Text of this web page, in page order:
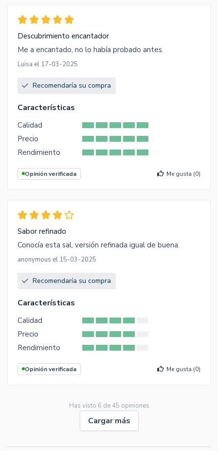
Descubrimiento encantador
Me a encantado, no lo había probado antes.
Luisa el 17-03-2025
Recomendaría su compra
Características
Calidad
Precio
Rendimiento
Opinión verificada Me gusta (0)
Sabor refinado
Conocía esta sal, versión refinada igual de buena.
anonymous el 15-03-2025
Recomendaría su compra
Características
Calidad
Precio
Rendimiento
Opinión verificada Me gusta (0)
Has visto 6 de 45 opiniones
Cargar más